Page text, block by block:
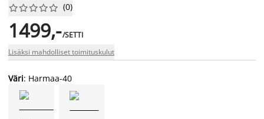





 (0)
1499,-/SETTI
Lisäksi mahdolliset toimituskulut
Väri: Harmaa-40